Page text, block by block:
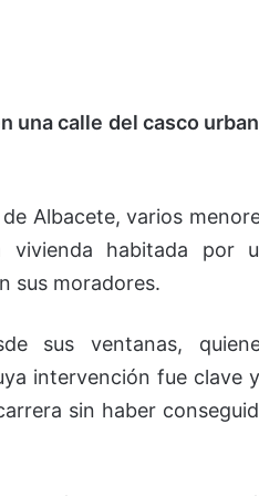
una calle del casco
Albacete, varios
habitada por
sus moradores.
sus ventanas,
intervención fue clave
sin haber